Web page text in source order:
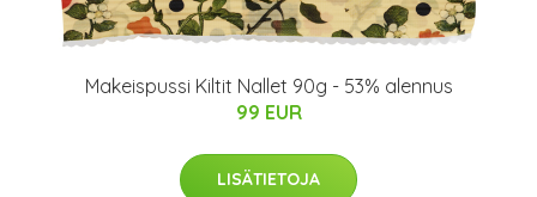
Makeispussi Kiltit Nallet 90g - 53% alennus
99 EUR
LISÄTIETOJA